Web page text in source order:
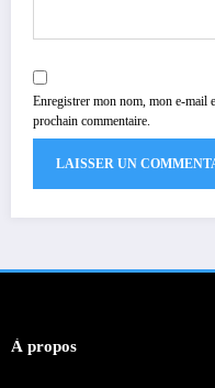
Enregistrer mon nom, mon e-mail
prochain commentaire.
À propos